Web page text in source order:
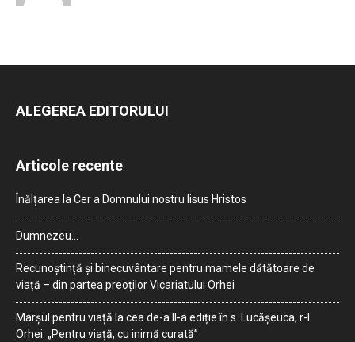
ALEGEREA EDITORULUI
Articole recente
Înălțarea la Cer a Domnului nostru Iisus Hristos
Dumnezeu…
Recunoștință și binecuvântare pentru mamele dătătoare de
viață – din partea preoților Vicariatului Orhei
Marșul pentru viață la cea de-a II-a ediție în s. Lucășeuca, r-l
Orhei: „Pentru viață, cu inimă curată”